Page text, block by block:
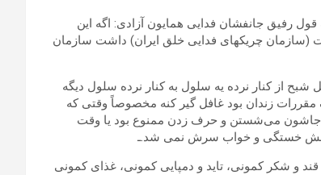
رفیق جانفشان فدایی همایون آزادی: اگه این
(سازمان چریکهای فدایی خلق ایران) داشت سازمان
شبح از کنار نرده یه سلول به کنار نرده سلول دیگه
زندان بود غافل گیر کنه مخصوصاً وقتی که
جاشون می‌شستن و حرف زدن ممنوع بود یا وقت
خستگی و خواب سرش نمی شد.ـ
قند و شکر کمونی، تاید و دمپایی کمونی، غذای کمونی